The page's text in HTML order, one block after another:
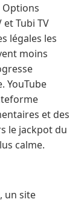
Tubi TV
légales les
moins
YouTube
et des
le jackpot du
calme.
un site